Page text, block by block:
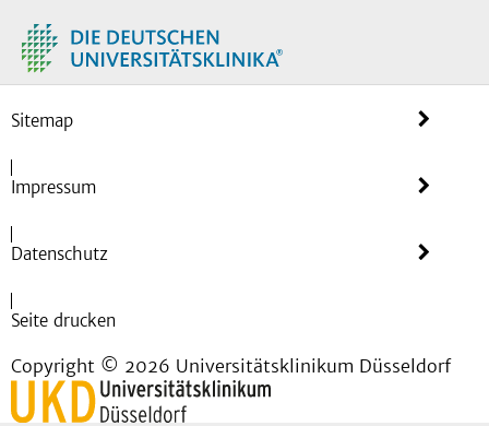
Sitemap
Impressum
Datenschutz
Seite drucken
Copyright © 2026 Universitätsklinikum Düsseldorf